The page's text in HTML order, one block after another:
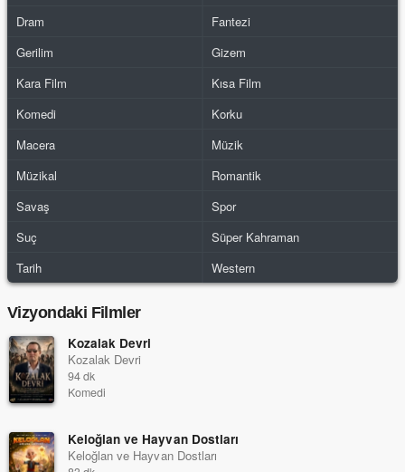
Dram
Fantezi
Gerilim
Gizem
Kara Film
Kısa Film
Komedi
Korku
Macera
Müzik
Müzikal
Romantik
Savaş
Spor
Suç
Süper Kahraman
Tarih
Western
Vizyondaki Filmler
Kozalak Devri
Kozalak Devri
94 dk
Komedi
Keloğlan ve Hayvan Dostları
Keloğlan ve Hayvan Dostları